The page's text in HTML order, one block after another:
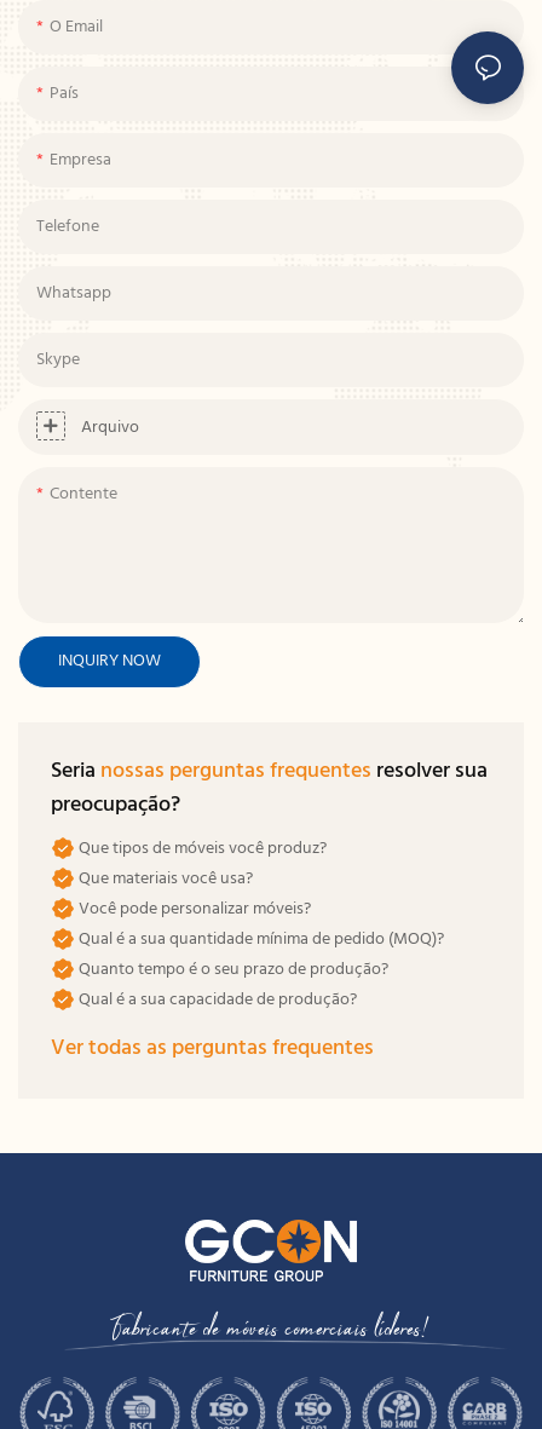
O Email
País
Empresa
Telefone
Whatsapp
Skype
Arquivo
Contente
INQUIRY NOW
Seria nossas perguntas frequentes resolver sua
preocupação?
Que tipos de móveis você produz?
Que materiais você usa?
Você pode personalizar móveis?
Qual é a sua quantidade mínima de pedido (MOQ)?
Quanto tempo é o seu prazo de produção?
Qual é a sua capacidade de produção?
Ver todas as perguntas frequentes
Fabricante de móveis comerciais líderes!